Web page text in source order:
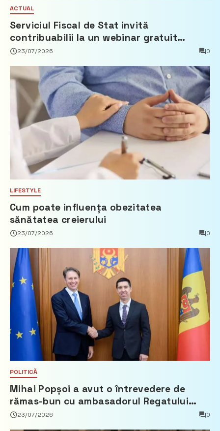
ACTUAL
Serviciul Fiscal de Stat invită
contribuabilii la un webinar gratuit
privind calculul impozitului pe bunurile
23/07/2026 0
LIFESTYLE
Cum poate influența obezitatea
sănătatea creierului
23/07/2026 0
POLITICĂ
Mihai Popșoi a avut o întrevedere de
rămas-bun cu ambasadorul Regatului
Țărilor de Jos, Fred Duijn
23/07/2026 0